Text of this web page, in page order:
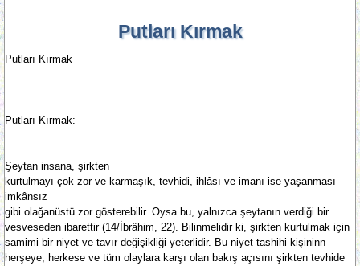
Putları Kırmak
Putları Kırmak
Putları Kırmak:
Şeytan insana, şirkten
kurtulmayı çok zor ve karmaşık, tevhidi, ihlâsı ve imanı ise yaşanması
imkânsız
gibi olağanüstü zor gösterebilir. Oysa bu, yalnızca şeytanın verdiği bir
vesveseden ibarettir (14/İbrâhim, 22). Bilinmelidir ki, şirkten kurtulmak için
samimi bir niyet ve tavır değişikliği yeterlidir. Bu niyet tashihi kişininn
herşeye, herkese ve tüm olaylara karşı olan bakış açısını şirkten tevhide